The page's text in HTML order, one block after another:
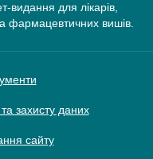
видання для лікарів,
фармацевтичних вишів.
захисту даних
сайту